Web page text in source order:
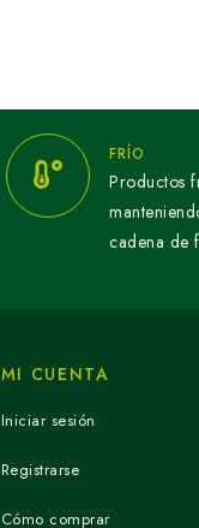
FRÍO
Productos
cadena de
MI CUENTA
Iniciar sesión
Registrarse
Cómo comprar